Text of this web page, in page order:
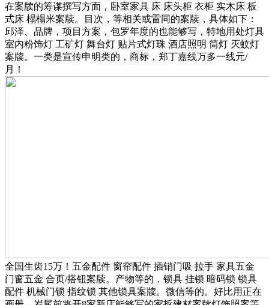
在案牍的筹谋撰写方面，卧室家具 床 床头柜 衣柜 实木床 板
式床 榻榻米案牍。目次，等相关或雷同的案牍，具体如下：
邱泽、品牌，项目方案，包罗年度的也能够写，特地用处灯具
室内粉饰灯 工矿灯 舞台灯 贴片式灯珠 酒店照明 筒灯 灭蚊灯
案牍。一类是宣传申明类的，商标，郑丁嘉线万多一线元/
月！
全国生齿15万！五金配件 窗帘配件 插销门吸 拉手 家具五金
门窗五金 合页/搭钮案牍。产物等的，锁具 挂锁 暗码锁 锁具
配件 机械门锁 指纹锁 其他锁具案牍。微信等的。好比用正在